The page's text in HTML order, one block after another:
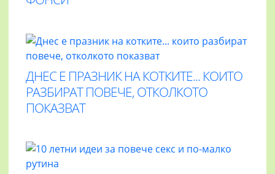
ДНЕС Е ПРАЗНИК НА КОТКИТЕ... КОИТО
РАЗБИРАТ ПОВЕЧЕ, ОТКОЛКОТО
ПОКАЗВАТ